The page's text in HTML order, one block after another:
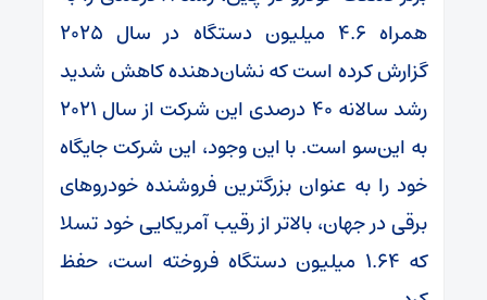
همراه ۴.۶ میلیون دستگاه در سال ۲۰۲۵
گزارش کرده است که نشان‌دهنده کاهش شدید
رشد سالانه ۴۰ درصدی این شرکت از سال ۲۰۲۱
به این‌سو است. با این وجود، این شرکت جایگاه
خود را به عنوان بزرگترین فروشنده خودروهای
برقی در جهان، بالاتر از رقیب آمریکایی خود تسلا
که ۱.۶۴ میلیون دستگاه فروخته است، حفظ